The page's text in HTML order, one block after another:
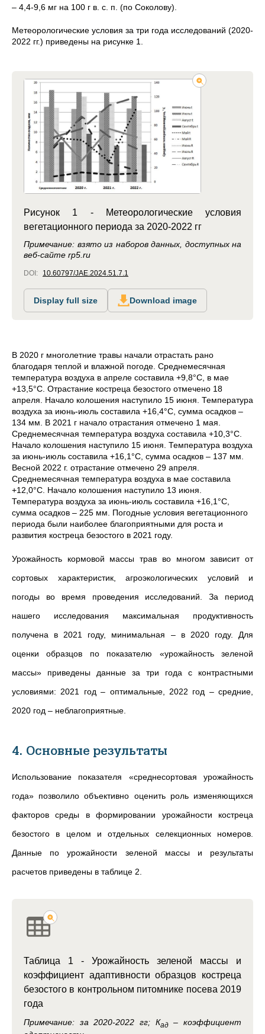
– 4,4-9,6 мг на 100 г в. с. п. (по Соколову).
Метеорологические условия за три года исследований (2020-
2022 гг.) приведены на рисунке 1.
Рисунок 1 - Метеорологические условия
вегетационного периода за 2020-2022 гг
Примечание: взято из наборов данных, доступных на
веб-сайте rp5.ru
DOI: 10.60797/JAE.2024.51.7.1
Display full size Download image
В 2020 г многолетние травы начали отрастать рано
благодаря теплой и влажной погоде. Среднемесячная
температура воздуха в апреле составила +9,8°С, в мае
+13,5°С. Отрастание костреца безостого отмечено 18
апреля. Начало колошения наступило 15 июня. Температура
воздуха за июнь-июль составила +16,4°С, сумма осадков –
134 мм. В 2021 г начало отрастания отмечено 1 мая.
Среднемесячная температура воздуха составила +10,3°С.
Начало колошения наступило 15 июня. Температура воздуха
за июнь-июль составила +16,1°С, сумма осадков – 137 мм.
Весной 2022 г. отрастание отмечено 29 апреля.
Среднемесячная температура воздуха в мае составила
+12,0°С. Начало колошения наступило 13 июня.
Температура воздуха за июнь-июль составила +16,1 °С,
сумма осадков – 225 мм. Погодные условия вегетационного
периода были наиболее благоприятными для роста и
развития костреца безостого в 2021 году.
Урожайность кормовой массы трав во многом зависит от
сортовых характеристик, агроэкологических условий и
погоды во время проведения исследований. За период
нашего исследования максимальная продуктивность
получена в 2021 году, минимальная – в 2020 году. Для
оценки образцов по показателю «урожайность зеленой
массы» приведены данные за три года с контрастными
условиями: 2021 год – оптимальные, 2022 год – средние,
2020 год – неблагоприятные.
4. Основные результаты
Использование показателя «среднесортовая урожайность
года» позволило объективно оценить роль изменяющихся
факторов среды в формировании урожайности костреца
безостого в целом и отдельных селекционных номеров.
Данные по урожайности зеленой массы и результаты
расчетов приведены в таблице 2.
Таблица 1 - Урожайность зеленой массы и
коэффициент адаптивности образцов костреца
безостого в контрольном питомнике посева 2019
года
Примечание: за 2020-2022 гг; Кад– коэффициент